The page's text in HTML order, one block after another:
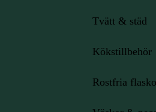
Tvätt & städ
Kökstillbehör
Rostfria